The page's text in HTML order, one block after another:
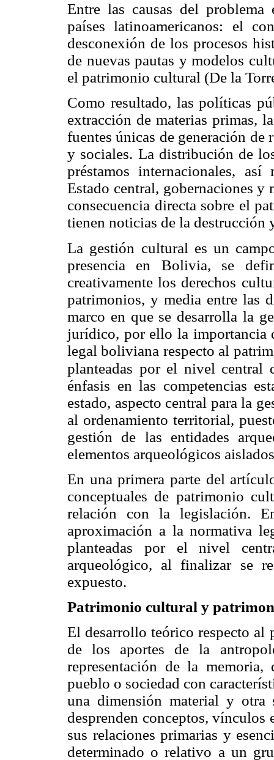
Entre las causas del
países latinoamericanos: el
desconexión de los procesos
de nuevas pautas y modelos
el patrimonio cultural (De la
Como resultado, las políticas
extracción de materias primas,
fuentes únicas de generación de
y sociales. La distribución de
préstamos internacionales,
Estado central, gobernaciones y
consecuencia directa sobre el
tienen noticias de la destrucción
La gestión cultural es un
presencia en Bolivia, se
creativamente los derechos
patrimonios, y media entre las
marco en que se desarrolla la
jurídico, por ello la importancia
legal boliviana respecto al
planteadas por el nivel central
énfasis en las competencias
estado, aspecto central para la
al ordenamiento territorial,
gestión de las entidades
elementos arqueológicos
En una primera parte del
conceptuales de patrimonio
relación con la legislación.
aproximación a la normativa
planteadas por el nivel
arqueológico, al finalizar se
expuesto.
Patrimonio cultural y
El desarrollo teórico respecto
de los aportes de la
representación de la
pueblo o sociedad con
una dimensión material y otra
desprenden conceptos, vínculos
sus relaciones primarias y
determinado o relativo a un